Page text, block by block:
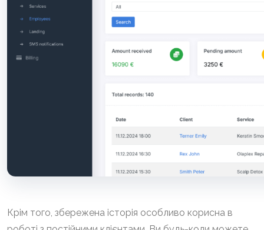
Крім того, збережена історія особливо корисна в